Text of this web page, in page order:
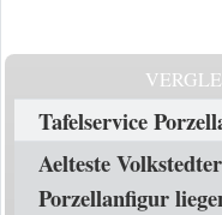
Tafelservice
Aelteste
Porzellanfigur